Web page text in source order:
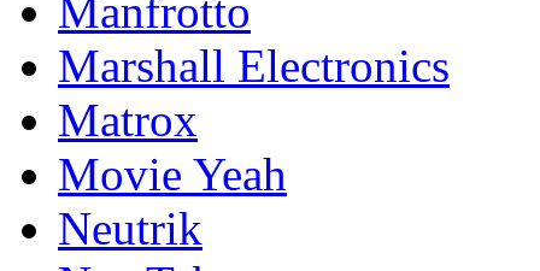
Manfrotto
Marshall Electronics
Matrox
Movie Yeah
Neutrik